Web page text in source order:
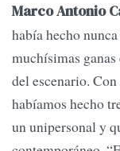
Marco Antonio
había hecho
muchísimas
del escenario.
habíamos hecho
un unipersonal y